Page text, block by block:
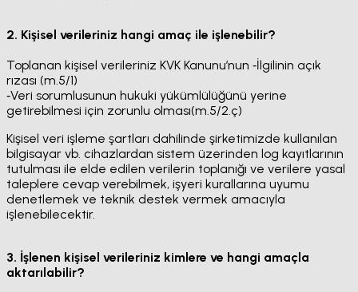
2. Kişisel verileriniz hangi amaç ile işlenebilir?
Toplanan kişisel verileriniz KVK Kanunu’nun ‐İlgilinin açık
rızası (m.5/1)
‐Veri sorumlusunun hukuki yükümlülüğünü yerine
getirebilmesi için zorunlu olması(m.5/2.ç)
Kişisel veri işleme şartları dahilinde şirketimizde kullanılan
bilgisayar vb. cihazlardan sistem üzerinden log kayıtlarının
tutulması ile elde edilen verilerin toplanığı ve verilere yasal
taleplere cevap verebilmek, işyeri kurallarına uyumu
denetlemek ve teknik destek vermek amacıyla
işlenebilecektir.
3. İşlenen kişisel verileriniz kimlere ve hangi amaçla
aktarılabilir?